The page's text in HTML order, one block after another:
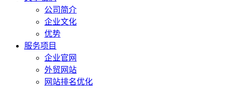
公司简介
企业文化
优势
服务项目
企业官网
外贸网站
网站排名优化